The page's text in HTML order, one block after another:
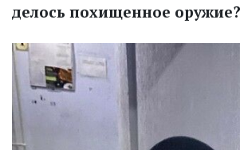
делось похищенное оружие?